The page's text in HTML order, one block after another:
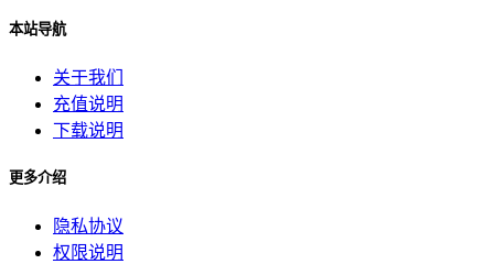
本站导航
关于我们
充值说明
下载说明
更多介绍
隐私协议
权限说明